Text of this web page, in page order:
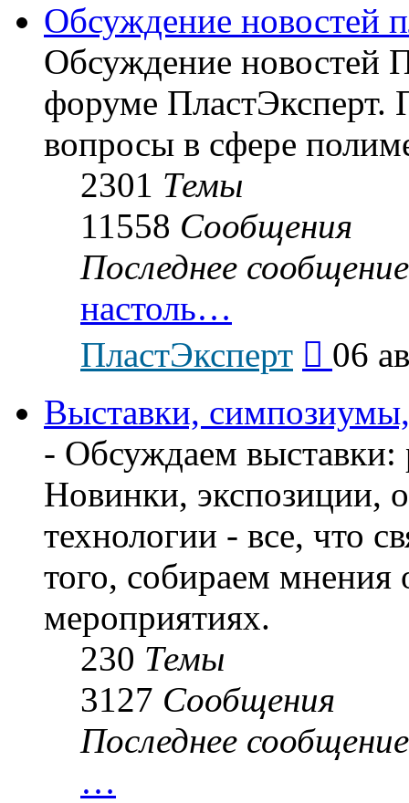
Обсуждение новостей
Обсуждение новостей
форуме
вопросы в сфере
2301 Темы
11558 Сообщения
Последнее сообщение
настоль…
ПластЭксперт
последнему
06
Выставки,
- Обсуждаем выставки:
Новинки, экспозиции,
технологии - все, что
того, собираем
мероприятиях.
230 Темы
3127 Сообщения
Последнее сообщение
…